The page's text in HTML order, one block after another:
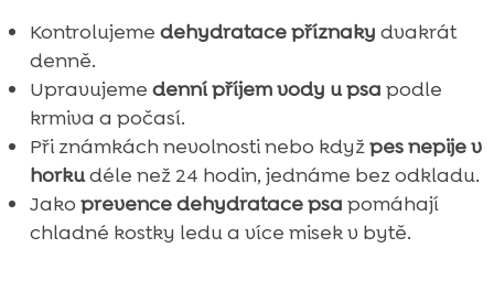
Kontrolujeme dehydratace příznaky dvakrát
denně.
Upravujeme denní příjem vody u psa podle
krmiva a počasí.
Při známkách nevolnosti nebo kdyžpes nepije v
horkudéle než 24 hodin, jednáme bez odkladu.
Jako prevence dehydratace psa pomáhají
chladné kostky ledu a více misek v bytě.